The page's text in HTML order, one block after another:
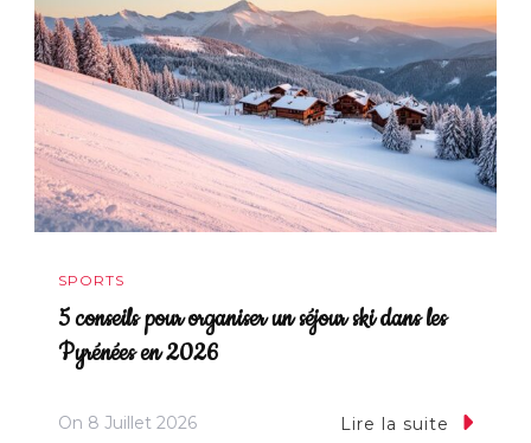
SPORTS
5 conseils pour organiser un séjour ski dans les
Pyrénées en 2026
On 8 Juillet 2026 Lire la suite